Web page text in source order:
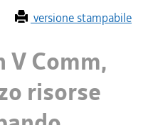
versione stampabile
V Comm,
risorse